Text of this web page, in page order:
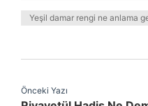
Yeşil damar rengi ne anlama
Önceki Yazı